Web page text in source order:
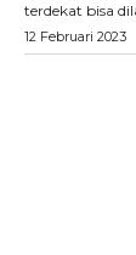
terdekat bisa
12 Februari 2023